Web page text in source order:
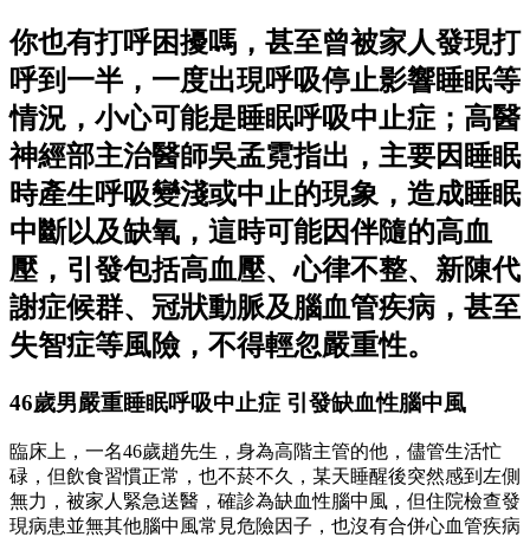
你也有打呼困擾嗎，甚至曾被家人發現打
呼到一半，一度出現呼吸停止影響睡眠等
情況，小心可能是睡眠呼吸中止症；高醫
神經部主治醫師吳孟霓指出，主要因睡眠
時產生呼吸變淺或中止的現象，造成睡眠
中斷以及缺氧，這時可能因伴隨的高血
壓，引發包括高血壓、心律不整、新陳代
謝症候群、冠狀動脈及腦血管疾病，甚至
失智症等風險，不得輕忽嚴重性。
46歲男嚴重睡眠呼吸中止症 引發缺血性腦中風
臨床上，一名46歲趙先生，身為高階主管的他，儘管生活忙
碌，但飲食習慣正常，也不菸不久，某天睡醒後突然感到左側
無力，被家人緊急送醫，確診為缺血性腦中風，但住院檢查發
現病患並無其他腦中風常見危險因子，也沒有合併心血管疾病